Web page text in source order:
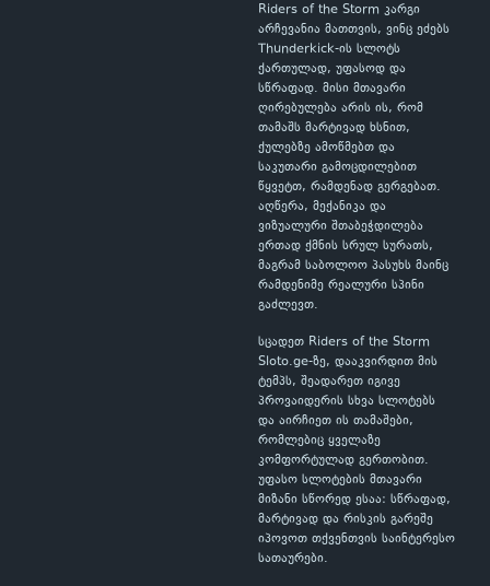
Riders of the Storm კარგი
არჩევანია მათთვის, ვინც ეძებს
Thunderkick-ის სლოტს
ქართულად, უფასოდ და
სწრაფად. მისი მთავარი
ღირებულება არის ის, რომ
თამაშს მარტივად ხსნით,
ქულებზე ამოწმებთ და
საკუთარი გამოცდილებით
წყვეტთ, რამდენად გერგებათ.
აღწერა, მექანიკა და
ვიზუალური შთაბეჭდილება
ერთად ქმნის სრულ სურათს,
მაგრამ საბოლოო პასუხს მაინც
რამდენიმე რეალური სპინი
გაძლევთ.
სცადეთ Riders of the Storm
Sloto.ge-ზე, დააკვირდით მის
ტემპს, შეადარეთ იგივე
პროვაიდერის სხვა სლოტებს
და აირჩიეთ ის თამაშები,
რომლებიც ყველაზე
კომფორტულად გერთობით.
უფასო სლოტების მთავარი
მიზანი სწორედ ესაა: სწრაფად,
მარტივად და რისკის გარეშე
იპოვოთ თქვენთვის საინტერესო
სათაურები.